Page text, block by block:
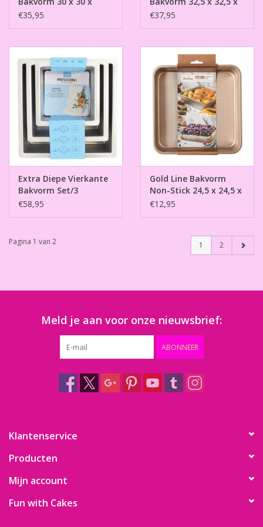
10cm
€35,95
10cm
€37,95
Extra Diepe Vierkante
Bakvorm Set/3
€58,95
Gold Line Bakvorm
Non-Stick 24,5 x 24,5 x
5,5 cm
€12,95
Pagina 1 van 2 1 2
Meld je aan voor onze nieuwsbrief:
ABONNEER
Klantenservice
Producten
Mijn account
Fun with Cakes